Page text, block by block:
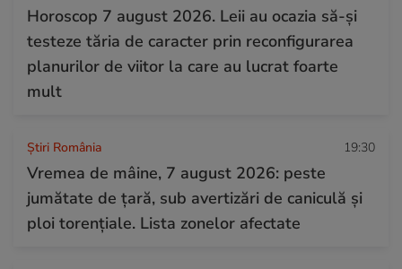
Horoscop 7 august 2026. Leii au ocazia să-și
testeze tăria de caracter prin reconfigurarea
planurilor de viitor la care au lucrat foarte
mult
Știri România 19:30
Vremea de mâine, 7 august 2026: peste
jumătate de țară, sub avertizări de caniculă și
ploi torențiale. Lista zonelor afectate